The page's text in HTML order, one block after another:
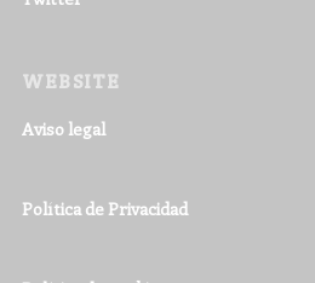
WEBSITE
Aviso legal
Política de Privacidad